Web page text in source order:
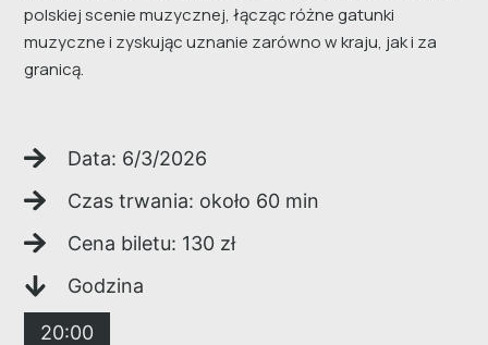
polskiej scenie muzycznej, łącząc różne gatunki
muzyczne i zyskując uznanie zarówno w kraju, jak i za
granicą.
Data: 6/3/2026
Czas trwania: około 60 min
Cena biletu: 130 zł
Godzina
20:00